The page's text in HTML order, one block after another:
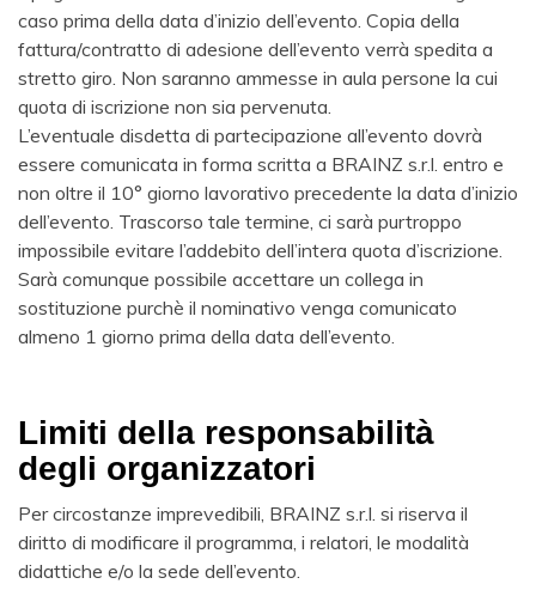
caso prima della data d’inizio dell’evento. Copia della
fattura/contratto di adesione dell’evento verrà spedita a
stretto giro. Non saranno ammesse in aula persone la cui
quota di iscrizione non sia pervenuta.
L’eventuale disdetta di partecipazione all’evento dovrà
essere comunicata in forma scritta a BRAINZ s.r.l. entro e
non oltre il 10° giorno lavorativo precedente la data d’inizio
dell’evento. Trascorso tale termine, ci sarà purtroppo
impossibile evitare l’addebito dell’intera quota d’iscrizione.
Sarà comunque possibile accettare un collega in
sostituzione purchè il nominativo venga comunicato
almeno 1 giorno prima della data dell’evento.
Limiti della responsabilità
degli organizzatori
Per circostanze imprevedibili, BRAINZ s.r.l. si riserva il
diritto di modificare il programma, i relatori, le modalità
didattiche e/o la sede dell’evento.